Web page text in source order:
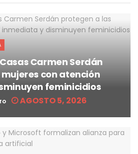
Carmen Serdán
con atención
feminicidios
AGOSTO 5, 2026